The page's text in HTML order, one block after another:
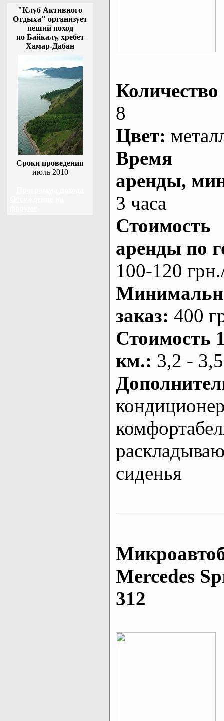
"Клуб Активного
Отдыха" организует
пеший поход
по Байкалу, хребет
Хамар-Дабан
Сроки проведения
июль 2010
Количество
8
Цвет:
Время
аренды,
3 часа
Стоимость
аренды по
100-120
заказ: 400
Стоимость
км.: 3,2 -
сиденья
Mеrcedes
312